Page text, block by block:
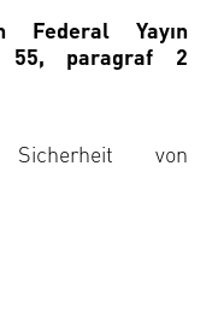
Federal Yayın
55, paragraf 2
von